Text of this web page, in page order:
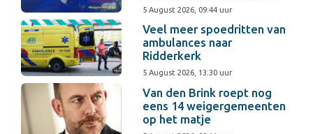
5 August 2026, 09:44 uur
Veel meer spoedritten van
ambulances naar
Ridderkerk
5 August 2026, 13:30 uur
Van den Brink roept nog
eens 14 weigergemeenten
op het matje